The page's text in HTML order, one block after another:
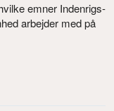
emner Indenrigs-
arbejder med på